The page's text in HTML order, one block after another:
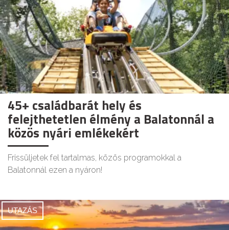
45+ családbarát hely és
felejthetetlen élmény a Balatonnál a
közös nyári emlékekért
Frissüljetek fel tartalmas, közös programokkal a
Balatonnál ezen a nyáron!
UTAZÁS